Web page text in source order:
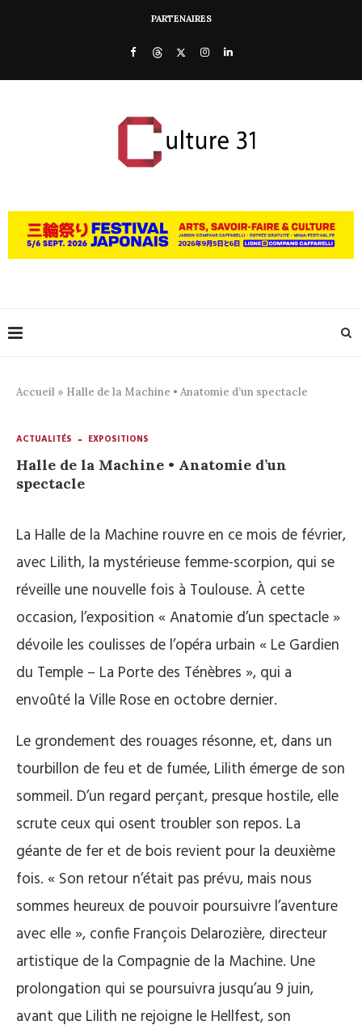
PARTENAIRES
Accueil » Halle de la Machine • Anatomie d’un spectacle
ACTUALITÉS EXPOSITIONS
Halle de la Machine • Anatomie d’un
spectacle
La Halle de la Machine rouvre en ce mois de février,
avec Lilith, la mystérieuse femme-scorpion, qui se
réveille une nouvelle fois à Toulouse. À cette
occasion, l’exposition « Anatomie d’un spectacle »
dévoile les coulisses de l’opéra urbain « Le Gardien
du Temple – La Porte des Ténèbres », qui a
envoûté la Ville Rose en octobre dernier.
Le grondement des rouages résonne, et, dans un
tourbillon de feu et de fumée, Lilith émerge de son
sommeil. D’un regard perçant, presque hostile, elle
scrute ceux qui osent troubler son repos. La
géante de fer et de bois revient pour la deuxième
fois. « Son retour n’était pas prévu, mais nous
sommes heureux de pouvoir poursuivre l’aventure
avec elle », confie François Delarozière, directeur
artistique de la Compagnie de la Machine. Une
prolongation qui se poursuivra jusqu’au 9 juin,
avant que Lilith ne rejoigne le Hellfest, son